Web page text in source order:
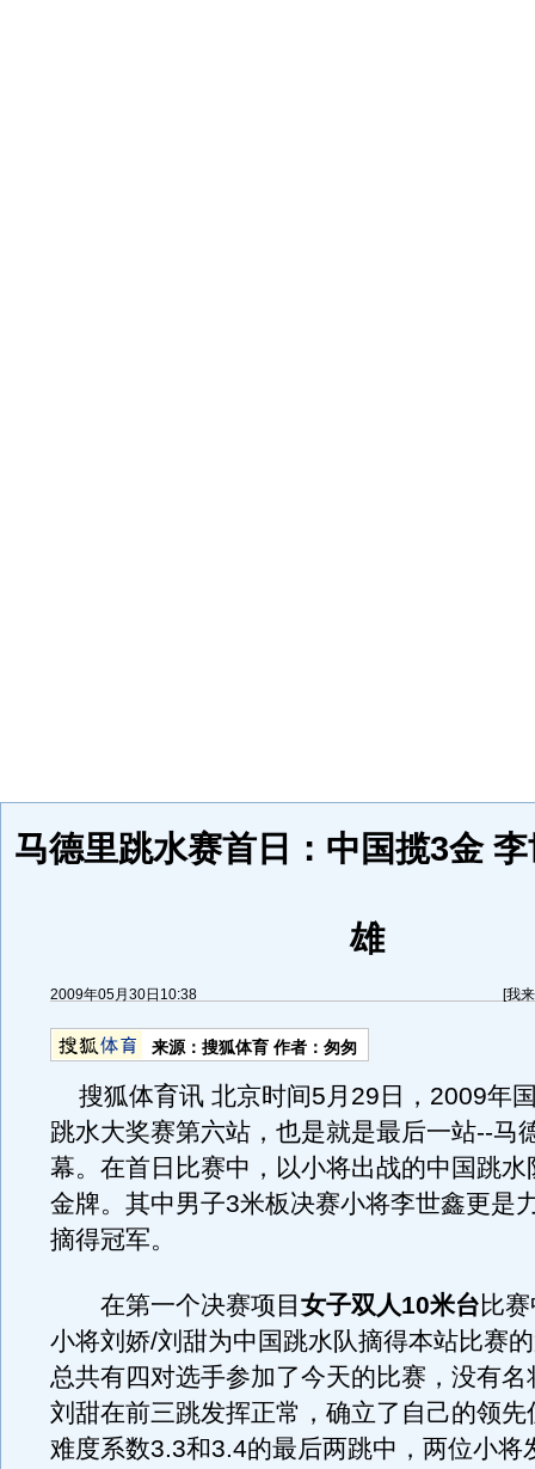
马德里跳水赛首日：中国揽3金
雄
2009年05月30日10:38 [我
来源： 搜狐体育作者：匆匆
搜狐体育讯 北京时间5月29日，2009年
跳水大奖赛第六站，也是就是最后一站--马
幕。在首日比赛中，以小将出战的中国跳水
金牌。其中男子3米板决赛小将李世鑫更是
摘得冠军。
在第一个决赛项目女子双人10米台比
小将刘娇/刘甜为中国跳水队摘得本站比赛
总共有四对选手参加了今天的比赛，没有名
刘甜在前三跳发挥正常，确立了自己的领先
难度系数3.3和3.4的最后两跳中，两位小将